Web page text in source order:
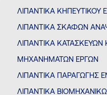
ΛΙΠΑΝΤΙΚΆ ΚΗΠΕΥΤΙΚΟΎ
ΛΙΠΑΝΤΙΚΆ ΣΚΑΦΏΝ
ΛΙΠΑΝΤΙΚΆ ΚΑΤΑΣΚΕΥΏΝ
ΜΗΧΑΝΗΜΆΤΩΝ ΈΡΓΩΝ
ΛΙΠΑΝΤΙΚΆ ΠΑΡΑΓΩΓΉΣ
ΛΙΠΑΝΤΙΚΆ